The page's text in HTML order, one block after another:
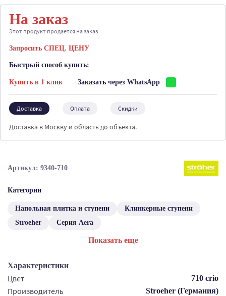
Артикул: 9340-710
Категории
Напольная плитка и ступени
Клинкерные ступени
Stroeher
Серия Aera
Показать еще
Характеристики
Цвет 710 crio
Производитель Stroeher (Германия)
На заказ
Этот продукт продается на заказ
Запросить СПЕЦ. ЦЕНУ
Быстрый способ купить:
Купить в 1 клик Заказать через WhatsApp
Доставка Оплата Скидки
Доставка в Москву и область до объекта.